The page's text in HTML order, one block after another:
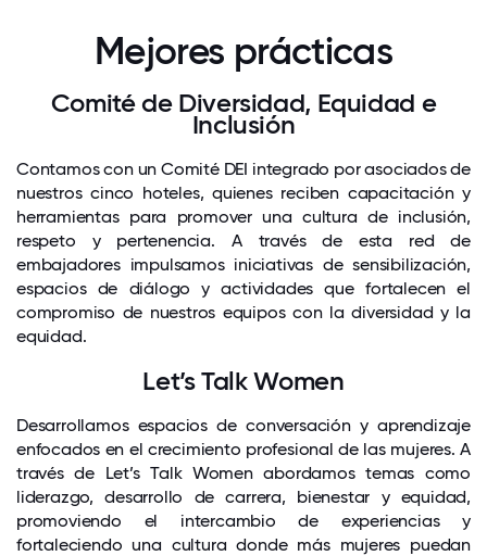
Mejores prácticas
Comité de Diversidad, Equidad e
Inclusión
Contamos con un Comité DEI integrado por asociados de
nuestros cinco hoteles, quienes reciben capacitación y
herramientas para promover una cultura de inclusión,
respeto y pertenencia. A través de esta red de
embajadores impulsamos iniciativas de sensibilización,
espacios de diálogo y actividades que fortalecen el
compromiso de nuestros equipos con la diversidad y la
equidad.
Let’s Talk Women
Desarrollamos espacios de conversación y aprendizaje
enfocados en el crecimiento profesional de las mujeres. A
través de Let’s Talk Women abordamos temas como
liderazgo, desarrollo de carrera, bienestar y equidad,
promoviendo el intercambio de experiencias y
fortaleciendo una cultura donde más mujeres puedan